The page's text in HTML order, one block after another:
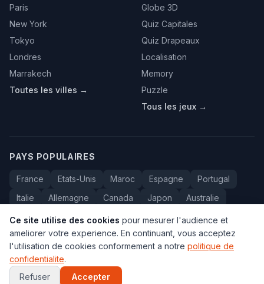
Paris
New York
Tokyo
Londres
Marrakech
Toutes les villes →
Globe 3D
Quiz Capitales
Quiz Drapeaux
Localisation
Memory
Puzzle
Tous les jeux →
PAYS POPULAIRES
France Etats-Unis Maroc Espagne
Portugal
Italie
Allemagne Canada Japon
Australie
Bresil
Algerie Tunisie Belgique Drapeaux
© 2005-2026 Carte du Monde. Tous droits reserves.
•Contact Confidentialite
Ce site utilise des cookies pour mesurer l'audience et
ameliorer votre experience. En continuant, vous acceptez
l'utilisation de cookies conformement a notre politique de
confidentialite.
Refuser
Accepter